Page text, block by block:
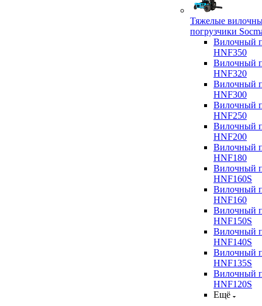
Тяжелые
погрузчики
Вилочный
HNF350
Вилочный
HNF320
Вилочный
HNF300
Вилочный
HNF250
Вилочный
HNF200
Вилочный
HNF180
Вилочный
HNF160S
Вилочный
HNF160
Вилочный
HNF150S
Вилочный
HNF140S
Вилочный
HNF135S
Вилочный
HNF120S
Ещё